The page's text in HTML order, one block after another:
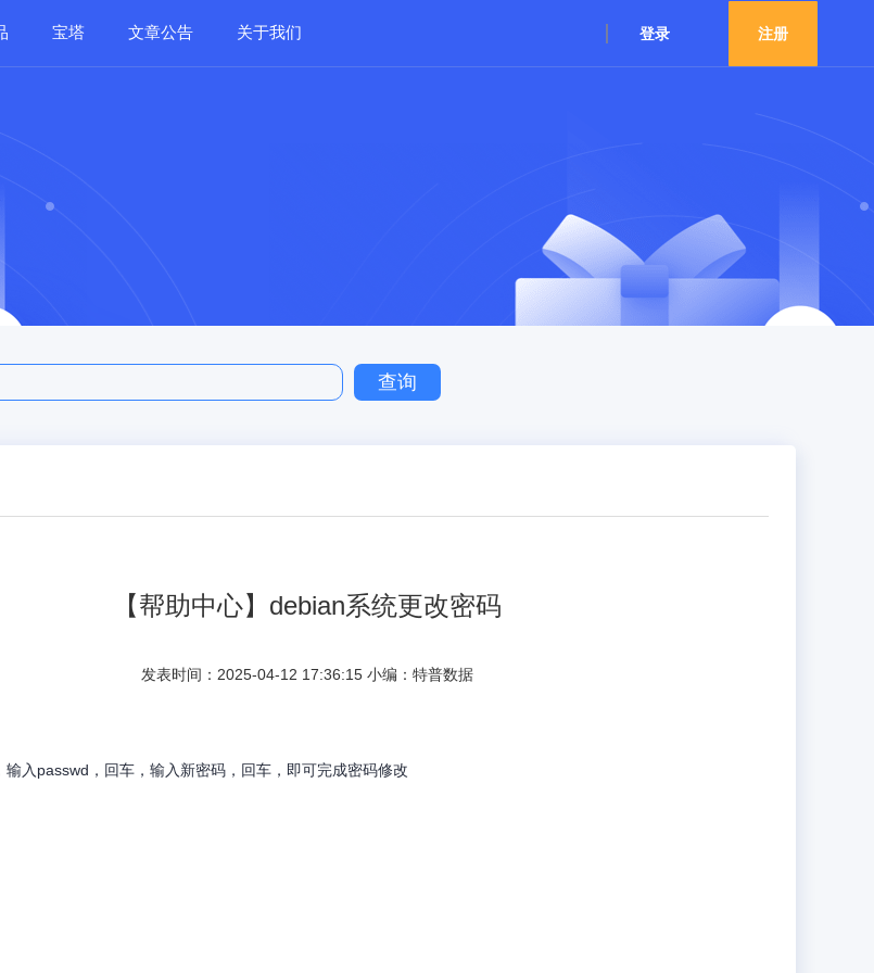
宝塔 文章公告 关于我们 登录 注册
【帮助中心】debian系统更改密码
发表时间：2025-04-12 17:36:15 小编：特普数据
入passwd，回车，输入新密码，回车，即可完成密码修改